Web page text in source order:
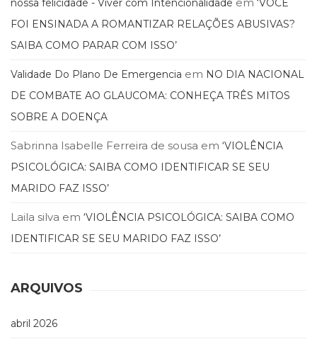
nossa felicidade - Viver com Intencionalidade
‘VOCÊ
FOI ENSINADA A ROMANTIZAR RELAÇÕES ABUSIVAS?
SAIBA COMO PARAR COM ISSO’
Validade Do Plano De Emergencia em NO DIA NACIONAL
DE COMBATE AO GLAUCOMA: CONHEÇA TRÊS MITOS
SOBRE A DOENÇA
Sabrinna Isabelle Ferreira de sousa em ‘VIOLÊNCIA
PSICOLÓGICA: SAIBA COMO IDENTIFICAR SE SEU
MARIDO FAZ ISSO’
Laila silva em ‘VIOLÊNCIA PSICOLÓGICA: SAIBA COMO
IDENTIFICAR SE SEU MARIDO FAZ ISSO’
ARQUIVOS
abril 2026